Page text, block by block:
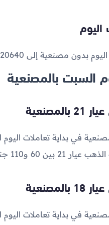
بدون مصنعية إلى 20640
السبت بالمصنعية
بين 60 و110 جنيه